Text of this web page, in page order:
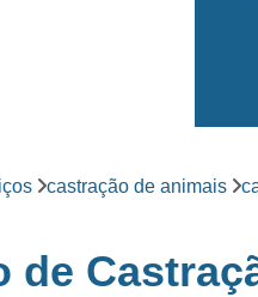
castração de animais
de